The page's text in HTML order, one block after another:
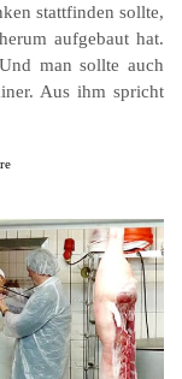
stattfinden sollte,
aufgebaut hat.
man sollte auch
Aus ihm spricht